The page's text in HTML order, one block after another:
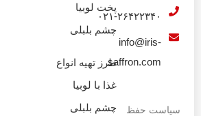
۰۲۱-۲۶۴۲۲۳۴۰
info@iris-
saffron.com
سیاست حفظ
پخت لوبیا
چشم بلبلی
طرز تهیه انواع
غذا با لوبیا
چشم بلبلی